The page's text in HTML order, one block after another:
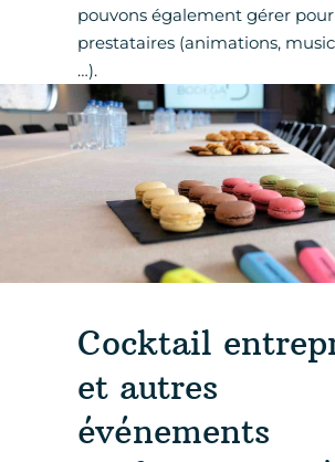
pouvons également gérer pour
prestataires (animations,
…).
Cocktail
et autres
événements